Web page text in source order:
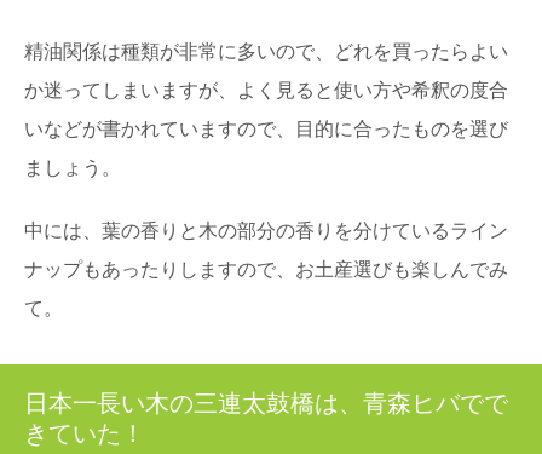
精油関係は種類が非常に多いので、どれを買ったらよい
か迷ってしまいますが、よく見ると使い方や希釈の度合
いなどが書かれていますので、目的に合ったものを選び
ましょう。
中には、葉の香りと木の部分の香りを分けているライン
ナップもあったりしますので、お土産選びも楽しんでみ
て。
日本一長い木の三連太鼓橋は、青森ヒバでで
きていた！